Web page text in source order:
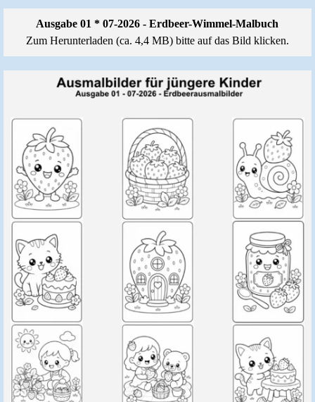
Ausgabe 01 * 07-2026 - Erdbeer-Wimmel-Malbuch
Zum Herunterladen (ca. 4,4 MB) bitte auf das Bild klicken.